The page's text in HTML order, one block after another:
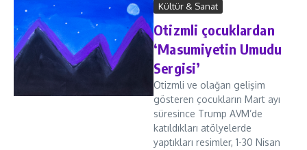
Kültür & Sanat
Otizmli çocuklardan
‘Masumiyetin Umudu
Sergisi’
Otizmli ve olağan gelişim
gösteren çocukların Mart ayı
süresince Trump AVM’de
katıldıkları atölyelerde
yaptıkları resimler, 1-30 Nisan